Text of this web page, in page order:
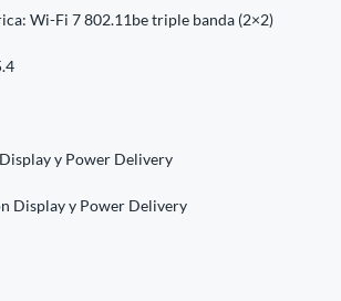
Wi-Fi 7 802.11be triple banda (2×2)
y Power Delivery
Display y Power Delivery